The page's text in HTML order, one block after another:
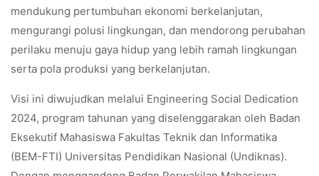
mendukung pertumbuhan ekonomi berkelanjutan,
mengurangi polusi lingkungan, dan mendorong perubahan
perilaku menuju gaya hidup yang lebih ramah lingkungan
serta pola produksi yang berkelanjutan.
Visi ini diwujudkan melalui Engineering Social Dedication
2024, program tahunan yang diselenggarakan oleh Badan
Eksekutif Mahasiswa Fakultas Teknik dan Informatika
(BEM-FTI) Universitas Pendidikan Nasional (Undiknas).